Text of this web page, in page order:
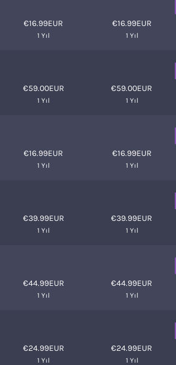
€16.99EUR
1 Yıl
€16.99EUR
1 Yıl
€59.00EUR
1 Yıl
€59.00EUR
1 Yıl
€16.99EUR
1 Yıl
€16.99EUR
1 Yıl
€39.99EUR
1 Yıl
€39.99EUR
1 Yıl
€44.99EUR
1 Yıl
€44.99EUR
1 Yıl
€24.99EUR
1 Yıl
€24.99EUR
1 Yıl